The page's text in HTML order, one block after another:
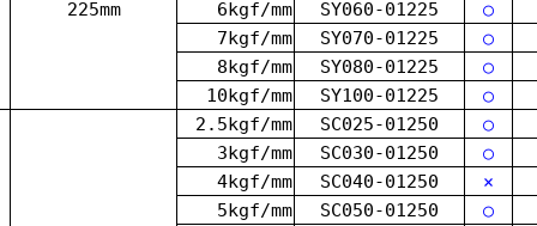
225mm
6kgf/mm
SY060-01225
○
7kgf/mm
SY070-01225
○
8kgf/mm
SY080-01225
○
10kgf/mm
SY100-01225 ○
2.5kgf/mm SC025-01250
○
3kgf/mm
SC030-01250
○
4kgf/mm
SC040-01250 ×
5kgf/mm
SC050-01250
○